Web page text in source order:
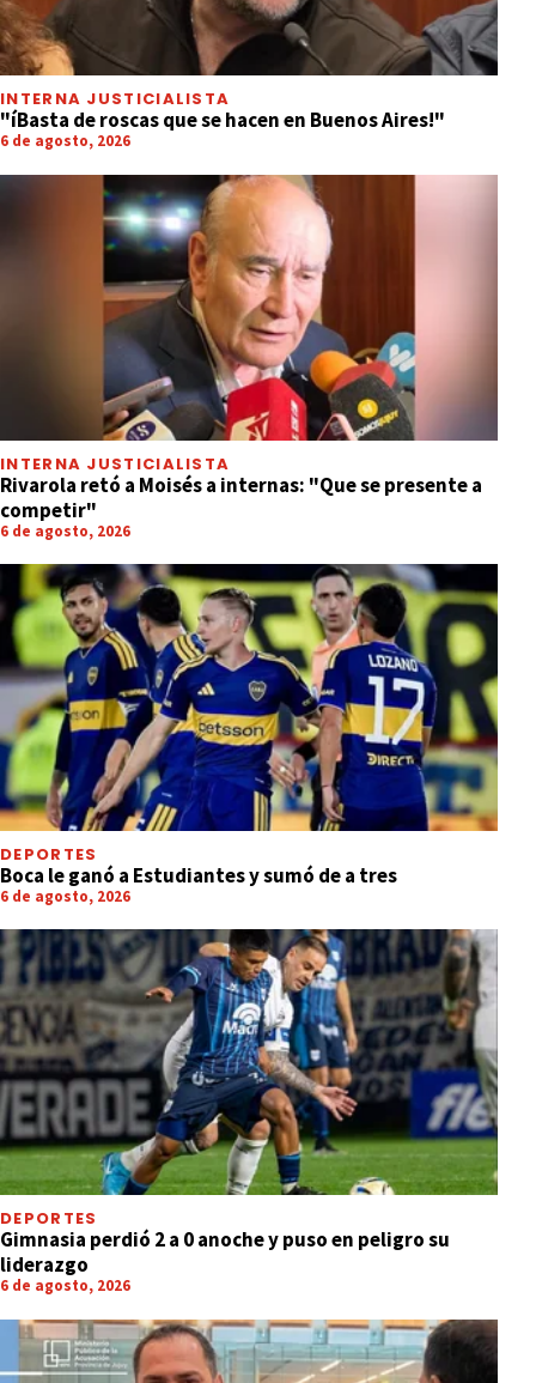
INTERNA JUSTICIALISTA
"íBasta de roscas que se hacen en Buenos Aires!"
6 de agosto, 2026
INTERNA JUSTICIALISTA
Rivarola retó a Moisés a internas: "Que se presente a
competir"
6 de agosto, 2026
DEPORTES
Boca le ganó a Estudiantes y sumó de a tres
6 de agosto, 2026
DEPORTES
Gimnasia perdió 2 a 0 anoche y puso en peligro su
liderazgo
6 de agosto, 2026